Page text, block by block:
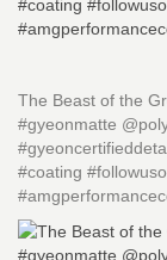
The Beast of the
#gyeonmatte
#coating